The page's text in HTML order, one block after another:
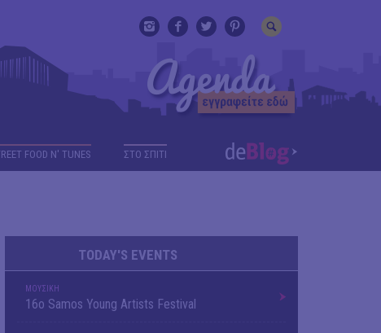
FOOD N' TUNES ΣΤΟ ΣΠΙΤΙ
TODAY'S EVENTS
ΜΟΥΣΙΚΗ
16o Samos Young Artists Festival